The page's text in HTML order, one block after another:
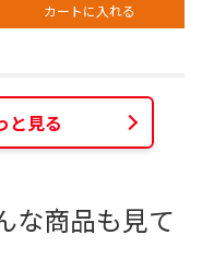
カートに入れる
と見る
な商品も見て